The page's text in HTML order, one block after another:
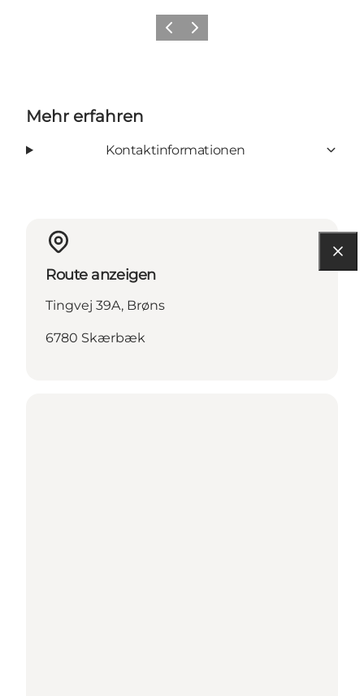
ZurückWeiter
Mehr erfahren
Kontaktinformationen
Route anzeigen
Tingvej 39A, Brøns
6780 Skærbæk